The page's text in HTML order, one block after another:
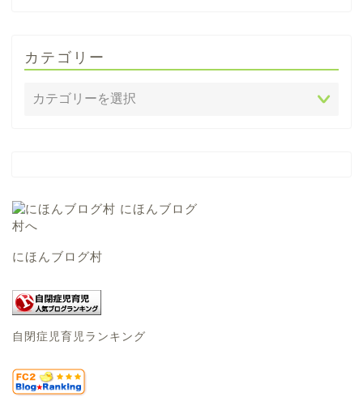
カテゴリー
にほんブログ村
自閉症児育児ランキング